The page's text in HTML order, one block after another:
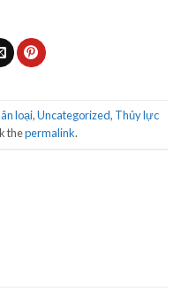
loại,Uncategorized, Thủy lực
thepermalink.